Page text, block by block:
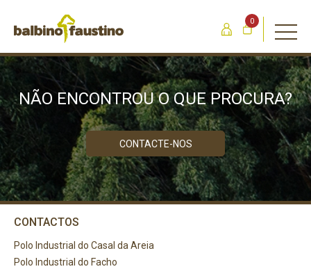
0
NÃO ENCONTROU O QUE PROCURA?
CONTACTE-NOS
CONTACTOS
Polo Industrial do Casal da Areia
Polo Industrial do Facho